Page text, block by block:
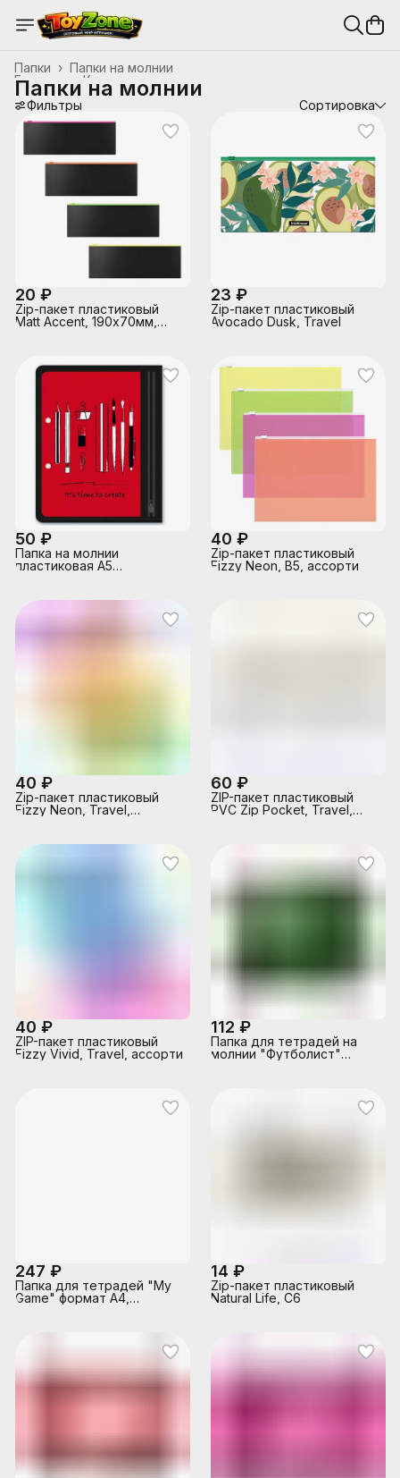
Папки на молнии
Папки ›
Канцтовары, школьные принадлежности
Главная
Папки на молнии
Фильтры Сортировка
20 ₽
Zip-пакет пластиковый
Matt Accent, 190х70мм,
23 ₽
Zip-пакет пластиковый
Avocado Dusk, Travel
50 ₽
Папка на молнии
пластиковая А5
принадлежностей
40 ₽
Zip-пакет пластиковый
Fizzy Neon, B5, ассорти
40 ₽
Zip-пакет пластиковый
Fizzy Neon, Travel,
60 ₽
ZIP-пакет пластиковый
PVC Zip Pocket, Travel,
40 ₽
ZIP-пакет пластиковый
Fizzy Vivid, Travel, ассорти
112 ₽
Папка для тетрадей на
молнии "Футболист"
247 ₽
Папка для тетрадей "My
Game" формат А4,
14 ₽
Zip-пакет пластиковый
Natural Life, C6